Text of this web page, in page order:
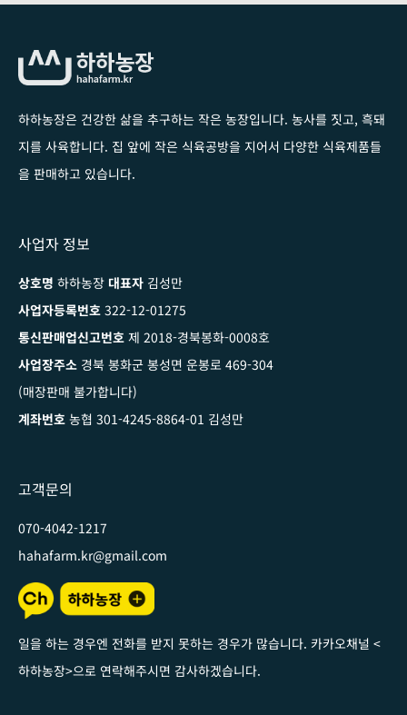
하하농장은 건강한 삶을 추구하는 작은 농장입니다. 농사를 짓고, 흑돼
지를 사육합니다. 집 앞에 작은 식육공방을 지어서 다양한 식육제품들
을 판매하고 있습니다.
사업자 정보
상호명 하하농장 대표자 김성만
사업자등록번호 322-12-01275
통신판매업신고번호 제 2018-경북봉화-0008호
사업장주소 경북 봉화군 봉성면 운봉로 469-304
(매장판매 불가합니다)
계좌번호 농협 301-4245-8864-01 김성만
고객문의
070-4042-1217
hahafarm.kr@gmail.com
일을 하는 경우엔 전화를 받지 못하는 경우가 많습니다. 카카오채널 <
하하농장>으로 연락해주시면 감사하겠습니다.